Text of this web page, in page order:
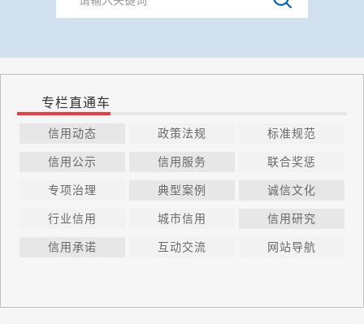
专栏直通车
信用动态 政策法规 标准规范
信用公示 信用服务 联合奖惩
专项治理 典型案例 诚信文化
行业信用 城市信用 信用研究
信用承诺 互动交流 网站导航